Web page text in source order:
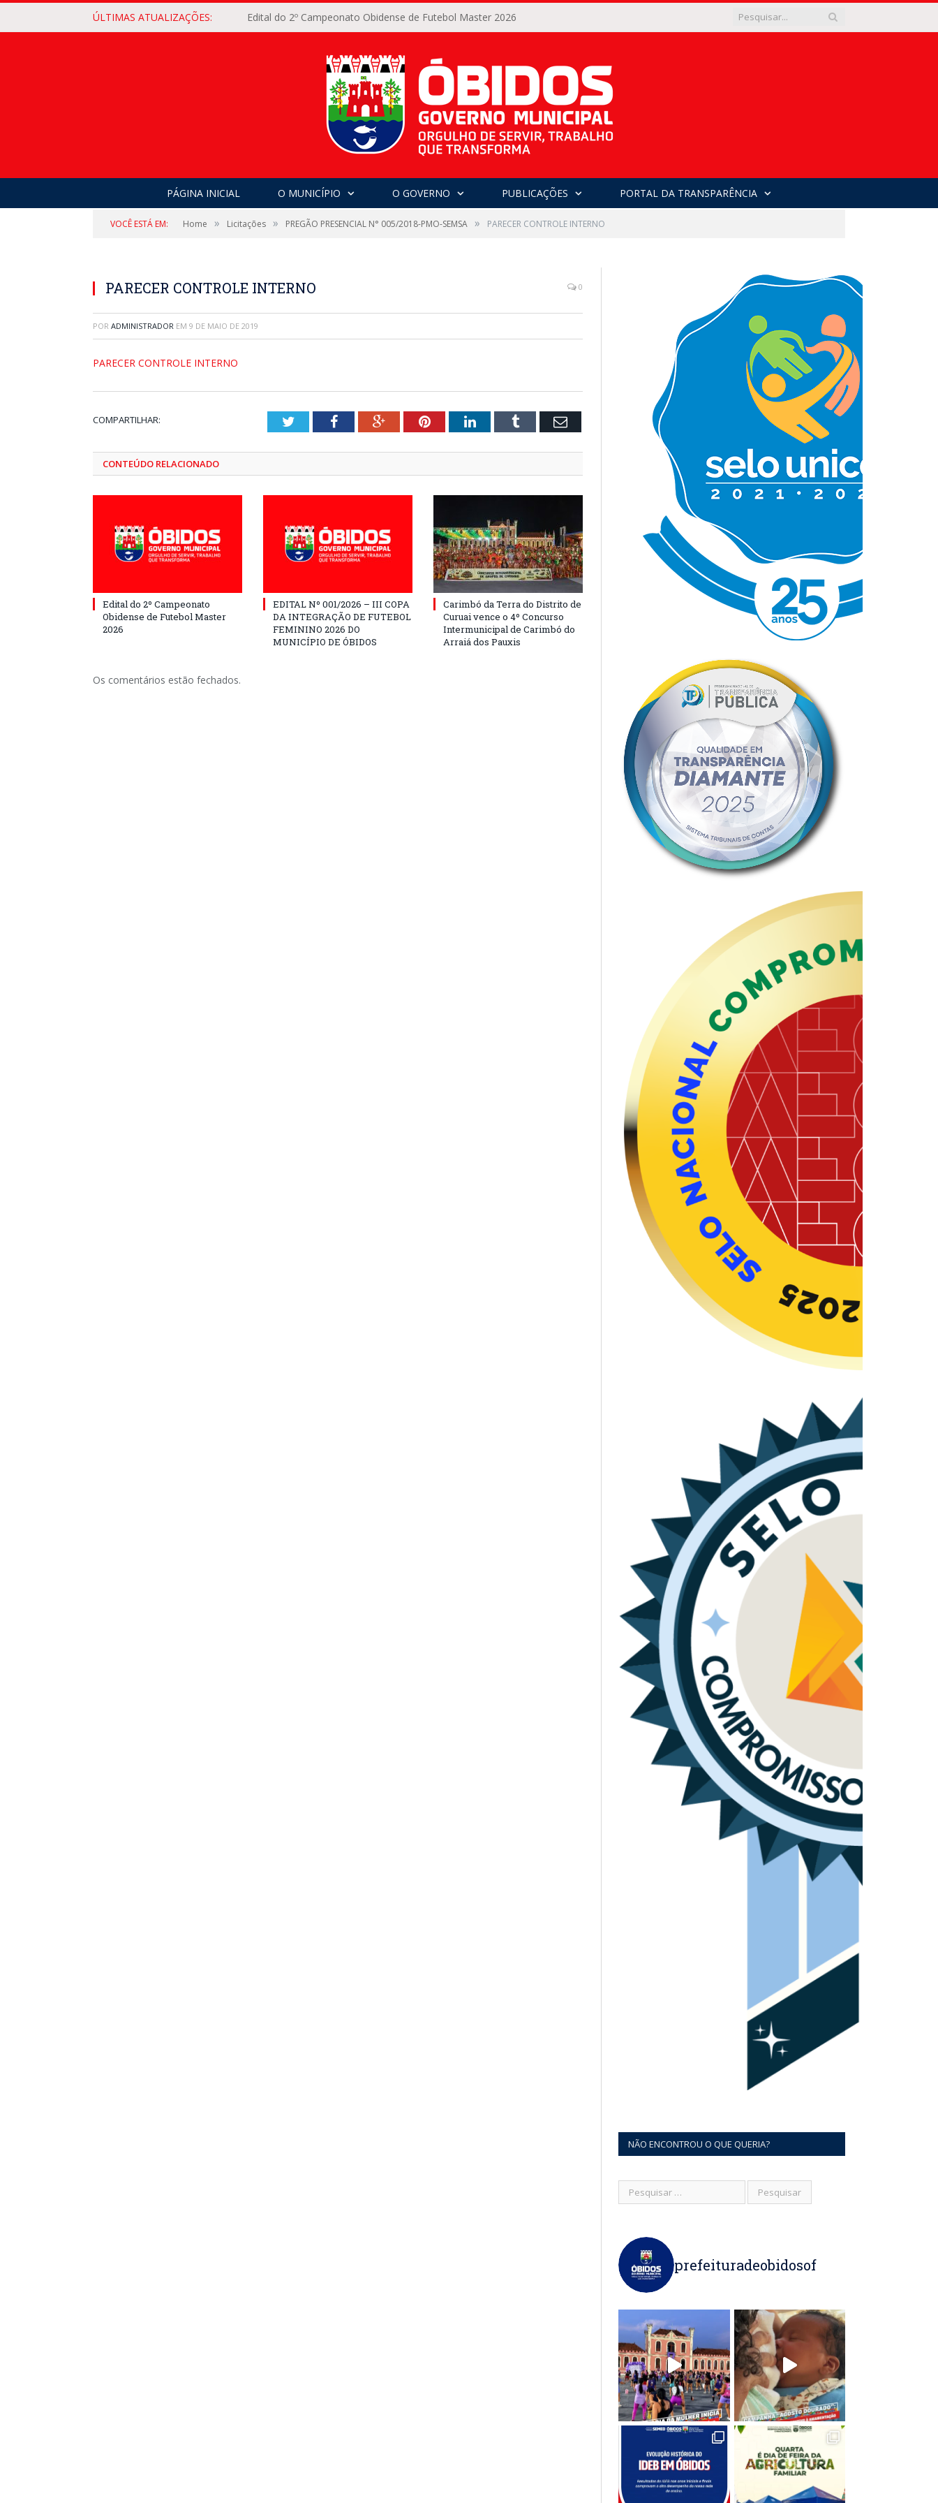
ÚLTIMAS ATUALIZAÇÕES: Edital do 2º Campeonato Obidense de Futebol Master 2026
PÁGINA INICIAL O MUNICÍPIO O GOVERNO PUBLICAÇÕES PORTAL DA TRANSPARÊNCIA
VOCÊ ESTÁ EM: Home » Licitações » PREGÃO PRESENCIAL N° 005/2018-PMO-SEMSA » PARECER CONTROLE INTERNO
PARECER CONTROLE INTERNO 0
POR ADMINISTRADOR EM 9 DE MAIO DE 2019
PARECER CONTROLE INTERNO
COMPARTILHAR: TwitterFacebookGoogle+PinterestLinkedInTumblr Email
CONTEÚDO RELACIONADO
Edital do 2º Campeonato
Obidense de Futebol Master
2026
EDITAL Nº 001/2026 – III COPA
DA INTEGRAÇÃO DE FUTEBOL
FEMININO 2026 DO
MUNICÍPIO DE ÓBIDOS
Carimbó da Terra do Distrito de
Curuai vence o 4º Concurso
Intermunicipal de Carimbó do
Arraiá dos Pauxis
Os comentários estão fechados.
NÃO ENCONTROU O QUE QUERIA?
prefeituradeobidosof